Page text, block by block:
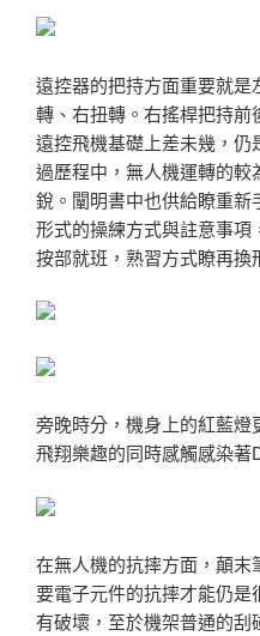
遠控器的把持方面重要就
轉、右扭轉。右搖桿把持
遠控飛機基礎上差未幾，
過歷程中，無人機運轉的
銳。闡明書中也供給瞭重
形式的操練方式與註意事項
按部就班，熟習方式瞭再換
旁晚時分，機身上的紅藍
飛翔樂趣的同時感觸感染著
在無人機的抗摔方面，顛
要電子元件的抗摔才能仍
有破壞，至於機架普通的刮